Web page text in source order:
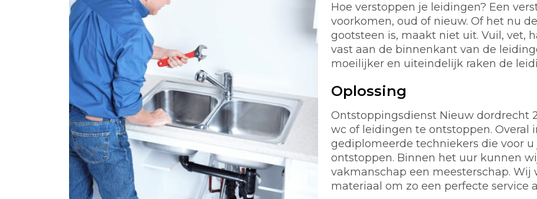
Hoe verstoppen je leidingen? Een
voorkomen, oud of nieuw. Of het nu
gootsteen is, maakt niet uit. Vuil, vet,
vast aan de binnenkant van de
moeilijker en uiteindelijk raken de
Oplossing
Ontstoppingsdienst Nieuw dordrecht
wc of leidingen te ontstoppen. Overal
gediplomeerde techniekers die voor
ontstoppen. Binnen het uur kunnen
vakmanschap een meesterschap.
materiaal om zo een perfecte service